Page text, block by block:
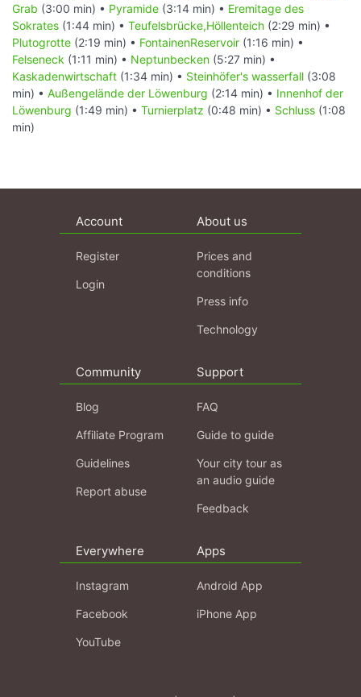
Grab (3:00 min) • Pyramide (3:14 min) • Eremitage des
Sokrates (1:44 min) • Teufelsbrücke,Höllenteich (2:29 min) •
Plutogrotte (2:19 min) • FontainenReservoir (1:16 min) •
Felseneck (1:11 min) • Neptunbecken (5:27 min) •
Kaskadenwirtschaft (1:34 min) • Steinhöfer's wasserfall (3:08
min) • Außengelände der Löwenburg (2:14 min) • Innenhof der
Löwenburg (1:49 min) • Turnierplatz (0:48 min) • Schluss (1:08
min)
Account
Register
Login
About us
Prices and
conditions
Press info
Technology
Community
Blog
Affiliate Program
Guidelines
Report abuse
Support
FAQ
Guide to guide
Your city tour as
an audio guide
Feedback
Everywhere
Instagram
Facebook
YouTube
Apps
Android App
iPhone App